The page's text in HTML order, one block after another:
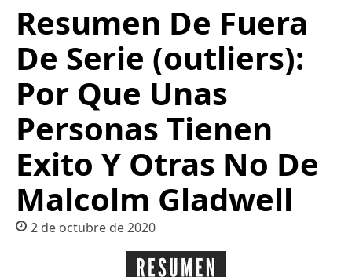
Resumen De Fuera
De Serie (outliers):
Por Que Unas
Personas Tienen
Exito Y Otras No De
Malcolm Gladwell
2 de octubre de 2020